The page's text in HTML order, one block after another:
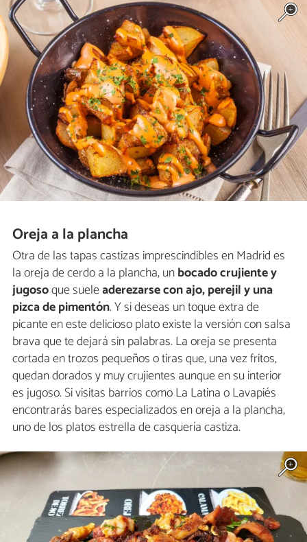
Oreja a la plancha
Otra de las tapas castizas imprescindibles en Madrid es
la oreja de cerdo a la plancha, unbocado crujiente y
jugosoque sueleaderezarse con ajo, perejil y una
pizca de pimentón. Y si deseas un toque extra de
picante en este delicioso plato existe la versión con salsa
brava que te dejará sin palabras. La oreja se presenta
cortada en trozos pequeños o tiras que, una vez fritos,
quedan dorados y muy crujientes aunque en su interior
es jugoso. Si visitas barrios como La Latina o Lavapiés
encontrarás bares especializados en oreja a la plancha,
uno de los platos estrella de casquería castiza.